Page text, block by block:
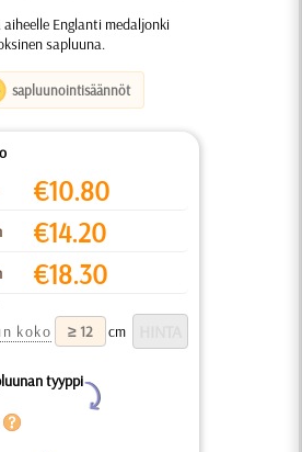
Englanti medaljonki
sapluuna.
sapluunointisäännöt
€10.80
€14.20
€18.30
koko
cm
tyyppi
Y